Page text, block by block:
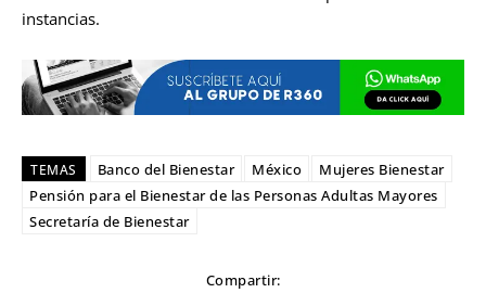
instancias.
TEMAS Banco del Bienestar México
Mujeres Bienestar
Pensión para el Bienestar de las Personas Adultas Mayores
Secretaría de Bienestar
Compartir: